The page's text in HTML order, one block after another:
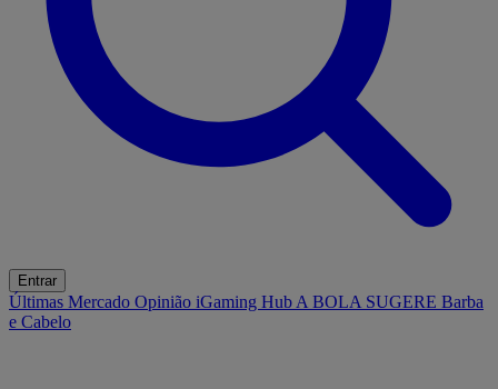
Entrar
Últimas Mercado Opinião iGaming Hub A BOLA SUGERE Barba
e Cabelo